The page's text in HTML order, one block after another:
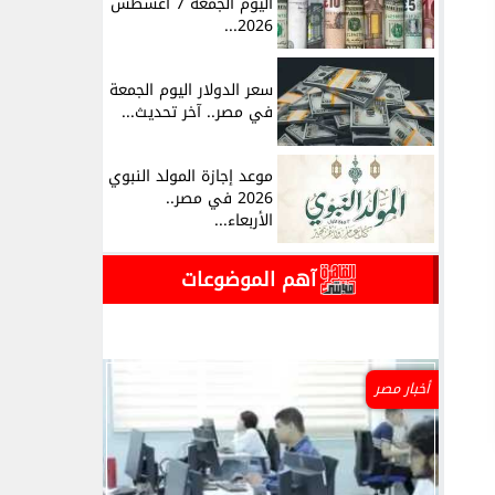
2026...
سعر الدولار اليوم الجمعة
في مصر.. آخر تحديث...
موعد إجازة المولد النبوي
2026 في مصر..
الأربعاء...
آهم الموضوعات
أخبار مصر